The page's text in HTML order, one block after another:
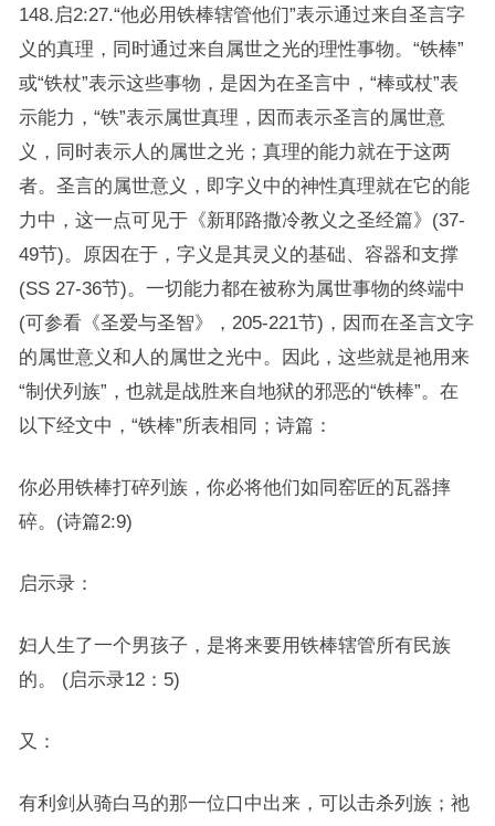
148.启2:27.“他必用铁棒辖管他们”表示通过来自圣言字
义的真理，同时通过来自属世之光的理性事物。“铁棒”
或“铁杖”表示这些事物，是因为在圣言中，“棒或杖”表
示能力，“铁”表示属世真理，因而表示圣言的属世意
义，同时表示人的属世之光；真理的能力就在于这两
者。圣言的属世意义，即字义中的神性真理就在它的能
力中，这一点可见于《新耶路撒冷教义之圣经篇》(37-
49节)。原因在于，字义是其灵义的基础、容器和支撑
(SS 27-36节)。一切能力都在被称为属世事物的终端中
(可参看《圣爱与圣智》，205-221节)，因而在圣言文字
的属世意义和人的属世之光中。因此，这些就是祂用来
“制伏列族”，也就是战胜来自地狱的邪恶的“铁棒”。在
以下经文中，“铁棒”所表相同；诗篇：
你必用铁棒打碎列族，你必将他们如同窑匠的瓦器摔
碎。(诗篇2:9)
启示录：
妇人生了一个男孩子，是将来要用铁棒辖管所有民族
的。 (启示录12：5)
又：
有利剑从骑白马的那一位口中出来，可以击杀列族；祂